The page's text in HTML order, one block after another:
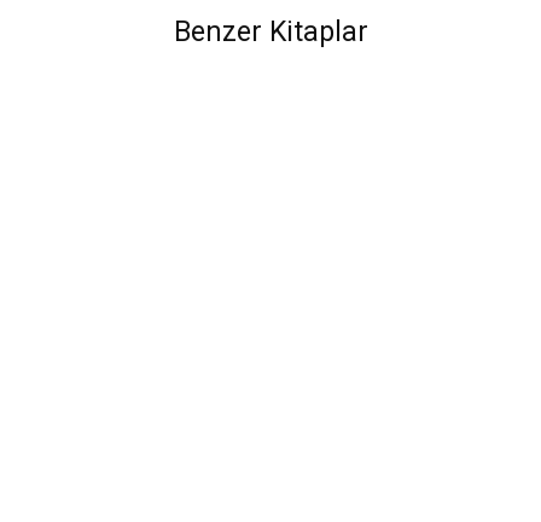
Benzer Kitaplar